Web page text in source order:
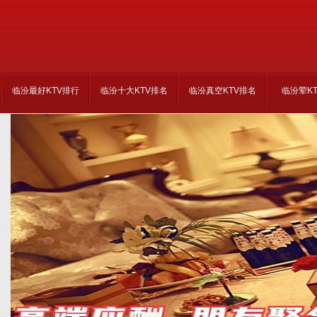
临汾最好KTV排行 临汾十大KTV排名 临汾真空KTV排名 临汾荤